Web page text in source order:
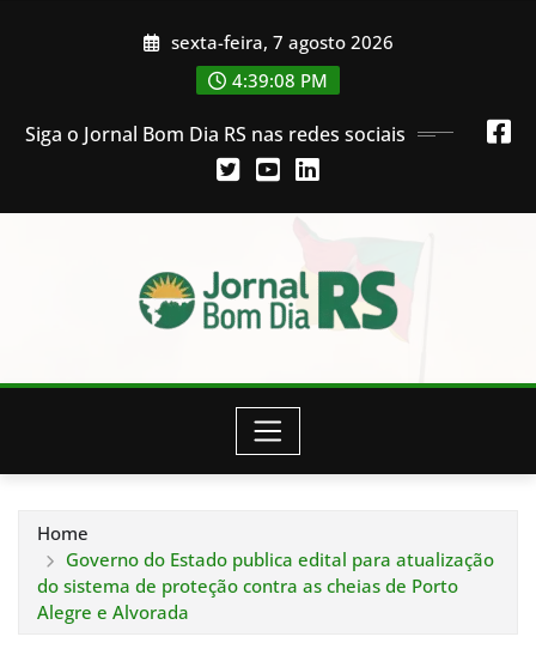
sexta-feira, 7 agosto 2026
4:39:09 PM
Siga o Jornal Bom Dia RS nas redes sociais
Home
Governo do Estado publica edital para atualização
do sistema de proteção contra as cheias de Porto
Alegre e Alvorada